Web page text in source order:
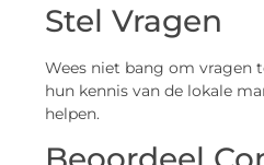
Stel Vragen
Wees niet bang om vragen
hun kennis van de lokale
helpen.